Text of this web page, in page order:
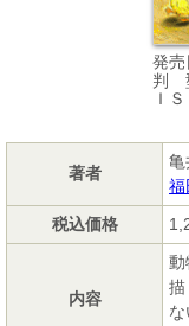
発売
判
Ｉ
著者
亀
福
税込価格
内容
動
描